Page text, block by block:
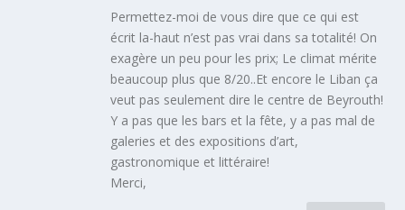
Permettez-moi de vous dire que ce qui est
écrit la-haut n’est pas vrai dans sa totalité! On
exagère un peu pour les prix; Le climat mérite
beaucoup plus que 8/20..Et encore le Liban ça
veut pas seulement dire le centre de Beyrouth!
Y a pas que les bars et la fête, y a pas mal de
galeries et des expositions d’art,
gastronomique et littéraire!
Merci,